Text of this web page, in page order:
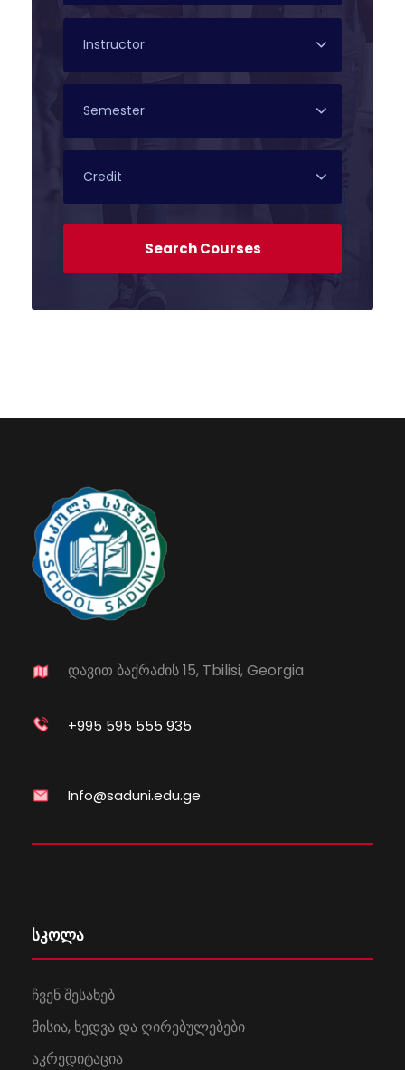
დავით ბაქრაძის 15, Tbilisi, Georgia
+995 595 555 935
Info@saduni.edu.ge
სკოლა
ჩვენ შესახებ
მისია, ხედვა და ღირებულებები
აკრედიტაცია